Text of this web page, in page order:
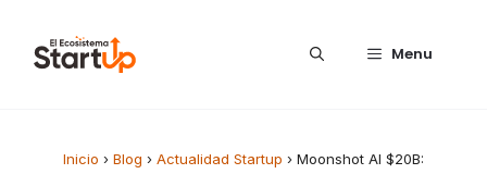
Menu
Inicio › Blog › Actualidad Startup › Moonshot AI $20B: